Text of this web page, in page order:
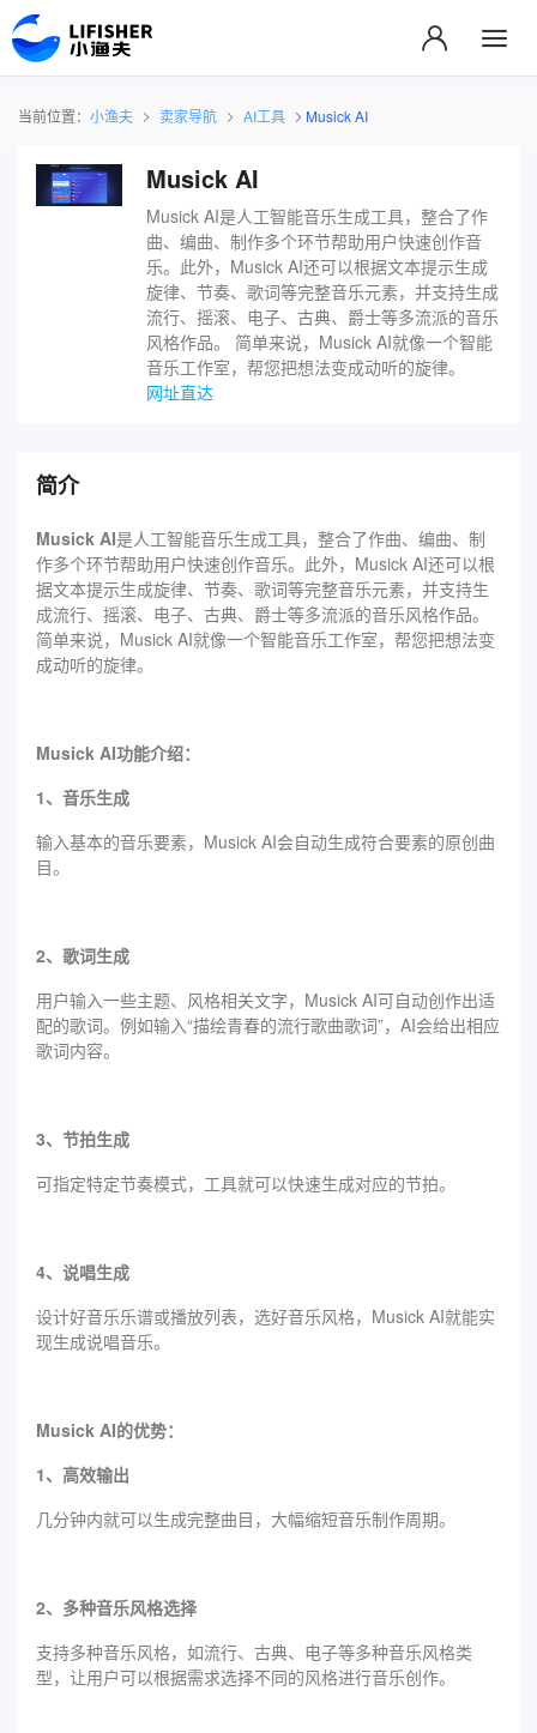
当前位置： 小渔夫 卖家导航 AI工具 Musick AI
Musick AI
Musick AI是人工智能音乐生成工具，整合了作
曲、编曲、制作多个环节帮助用户快速创作音
乐。此外，Musick AI还可以根据文本提示生成
旋律、节奏、歌词等完整音乐元素，并支持生成
流行、摇滚、电子、古典、爵士等多流派的音乐
风格作品。 简单来说，Musick AI就像一个智能
音乐工作室，帮您把想法变成动听的旋律。
网址直达
简介
Musick AI是人工智能音乐生成工具，整合了作曲、编曲、制
作多个环节帮助用户快速创作音乐。此外，Musick AI还可以根
据文本提示生成旋律、节奏、歌词等完整音乐元素，并支持生
成流行、摇滚、电子、古典、爵士等多流派的音乐风格作品。
简单来说，Musick AI就像一个智能音乐工作室，帮您把想法变
成动听的旋律。
Musick AI功能介绍：
1、音乐生成
输入基本的音乐要素，Musick AI会自动生成符合要素的原创曲
目。
2、歌词生成
用户输入一些主题、风格相关文字，Musick AI可自动创作出适
配的歌词。例如输入“描绘青春的流行歌曲歌词”，AI会给出相应
歌词内容。
3、节拍生成
可指定特定节奏模式，工具就可以快速生成对应的节拍。
4、说唱生成
设计好音乐乐谱或播放列表，选好音乐风格，Musick AI就能实
现生成说唱音乐。
Musick AI的优势：
1、高效输出
几分钟内就可以生成完整曲目，大幅缩短音乐制作周期。
2、多种音乐风格选择
支持多种音乐风格，如流行、古典、电子等多种音乐风格类
型，让用户可以根据需求选择不同的风格进行音乐创作。